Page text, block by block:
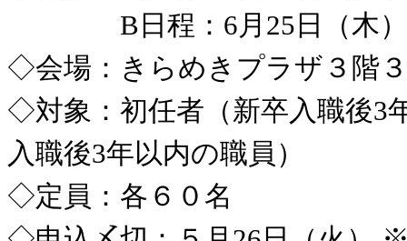
B日程：6月25日（木），
◇会場：きらめきプラザ３階
◇対象：初任者（新卒入職後3
入職後3年以内の職員）
◇定員：各６０名